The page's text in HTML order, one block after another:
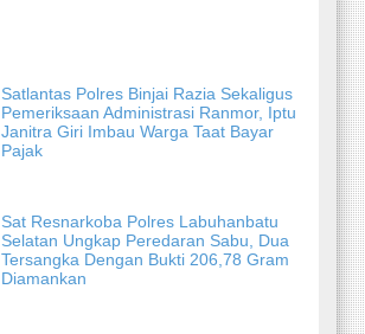
Satlantas Polres Binjai Razia Sekaligus
Pemeriksaan Administrasi Ranmor, Iptu
Janitra Giri Imbau Warga Taat Bayar
Pajak
Sat Resnarkoba Polres Labuhanbatu
Selatan Ungkap Peredaran Sabu, Dua
Tersangka Dengan Bukti 206,78 Gram
Diamankan